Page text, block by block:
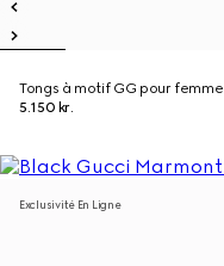
Tongs à motif GG pour femme
5.150 kr.
Exclusivité En Ligne